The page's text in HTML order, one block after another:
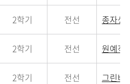
2학기 전선 종자생
2학기 전선 원예작
2학기 전선 그린바